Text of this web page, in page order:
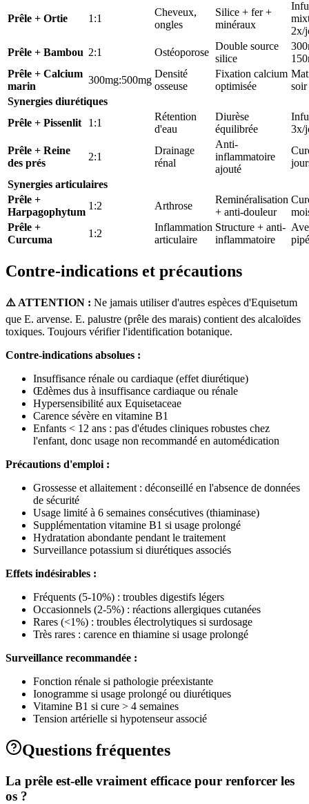
Prêle + Ortie 1:1
Cheveux,
ongles
Silice + fer +
minéraux
2x/
Prêle + Bambou 2:1 Ostéoporose
Double source
silice
Prêle + Calcium
marin
300mg:500mg
Densité
osseuse
Fixation calcium
optimisée
soir
Synergies diurétiques
Prêle + Pissenlit
1:1
Rétention
d'eau
Diurèse
équilibrée
3x/
Prêle + Reine
des prés
2:1
Drainage
rénal
Anti-
inflammatoire
ajouté
Synergies articulaires
Prêle +
Harpagophytum
1:2 Arthrose
Reminéralisation
+ anti-douleur
Prêle +
Curcuma
1:2
Inflammation
articulaire
Structure + anti-
inflammatoire
Contre-indications et précautions
⚠️ ATTENTION : Ne jamais utiliser d'autres espèces d'Equisetum
que E. arvense. E. palustre (prêle des marais) contient des alcaloïdes
toxiques. Toujours vérifier l'identification botanique.
Contre-indications absolues :
Insuffisance rénale ou cardiaque (effet diurétique)
Œdèmes dus à insuffisance cardiaque ou rénale
Hypersensibilité aux Equisetaceae
Carence sévère en vitamine B1
Enfants < 12 ans : pas d'études cliniques robustes chez
l'enfant, donc usage non recommandé en automédication
Précautions d'emploi :
Grossesse et allaitement : déconseillé en l'absence de données
de sécurité
Usage limité à 6 semaines consécutives (thiaminase)
Supplémentation vitamine B1 si usage prolongé
Hydratation abondante pendant le traitement
Surveillance potassium si diurétiques associés
Effets indésirables :
Fréquents (5-10%) : troubles digestifs légers
Occasionnels (2-5%) : réactions allergiques cutanées
Rares (<1%) : troubles électrolytiques si surdosage
Très rares : carence en thiamine si usage prolongé
Surveillance recommandée :
Fonction rénale si pathologie préexistante
Ionogramme si usage prolongé ou diurétiques
Vitamine B1 si cure > 4 semaines
Tension artérielle si hypotenseur associé
Questions fréquentes
La prêle est-elle vraiment efficace pour renforcer les
os ?